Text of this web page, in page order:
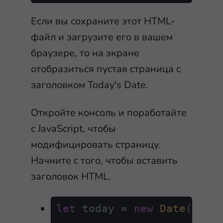
Если вы сохраните этот HTML-
файл и загрузите его в вашем
браузере, то на экране
отобразиться пустая страница с
заголовком Today's Date.
Откройте консоль и поработайте
с JavaScript, чтобы
модифицировать страницу.
Начните с того, чтобы вставить
заголовок HTML.
let today = new Date ();